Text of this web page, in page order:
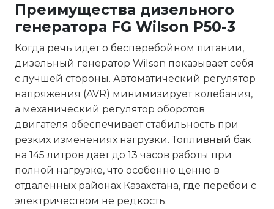
Преимущества дизельного
генератора FG Wilson P50-3
Когда речь идет о бесперебойном питании,
дизельный генератор Wilson показывает себя
с лучшей стороны. Автоматический регулятор
напряжения (AVR) минимизирует колебания,
а механический регулятор оборотов
двигателя обеспечивает стабильность при
резких изменениях нагрузки. Топливный бак
на 145 литров дает до 13 часов работы при
полной нагрузке, что особенно ценно в
отдаленных районах Казахстана, где перебои с
электричеством не редкость.